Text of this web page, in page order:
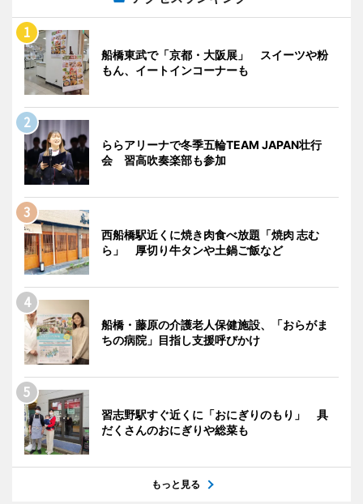
船橋東武で「京都・大阪展」 スイーツや粉
もん、イートインコーナーも
ららアリーナで冬季五輪TEAM JAPAN壮行
会 習高吹奏楽部も参加
西船橋駅近くに焼き肉食べ放題「焼肉 志む
ら」 厚切り牛タンや土鍋ご飯など
船橋・藤原の介護老人保健施設、「おらがま
ちの病院」目指し支援呼びかけ
習志野駅すぐ近くに「おにぎりのもり」 具
だくさんのおにぎりや総菜も
もっと見る